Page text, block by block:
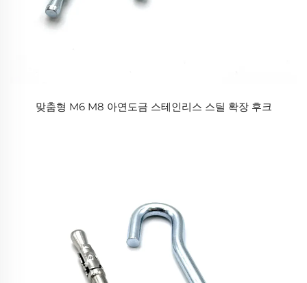
맞춤형 M6 M8 아연도금 스테인리스 스틸 확장 후크